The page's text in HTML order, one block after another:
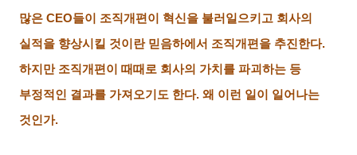
많은 CEO들이 조직개편이 혁신을 불러일으키고 회사의
실적을 향상시킬 것이란 믿음하에서 조직개편을 추진한다.
하지만 조직개편이 때때로 회사의 가치를 파괴하는 등
부정적인 결과를 가져오기도 한다.왜 이런 일이 일어나는
것인가.